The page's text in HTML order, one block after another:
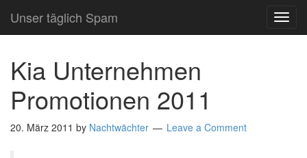
Unser täglich Spam
Kia Unternehmen
Promotionen 2011
20. März 2011 by Nachtwächter Leave a Comment